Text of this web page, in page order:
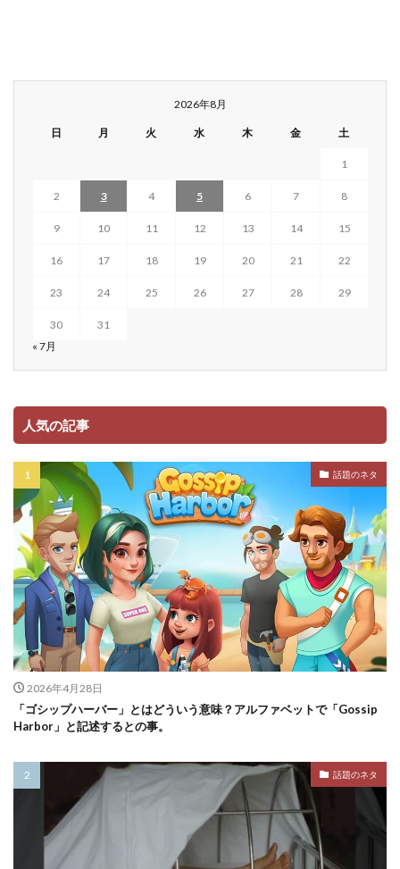
2026年8月
日 月 火 水 木 金 土
1
2 3 4 5 6 7 8
9 10 11 12 13 14 15
16 17 18 19 20 21 22
23 24 25 26 27 28 29
30
31
« 7月
人気の記事
話題のネタ
2026年4月28日
「ゴシップハーバー」とはどういう意味？アルファベットで「Gossip
Harbor」と記述するとの事。
話題のネタ